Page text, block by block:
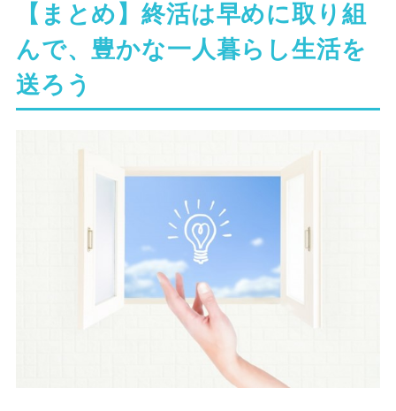
【まとめ】終活は早めに取り組
んで、豊かな一人暮らし生活を
送ろう